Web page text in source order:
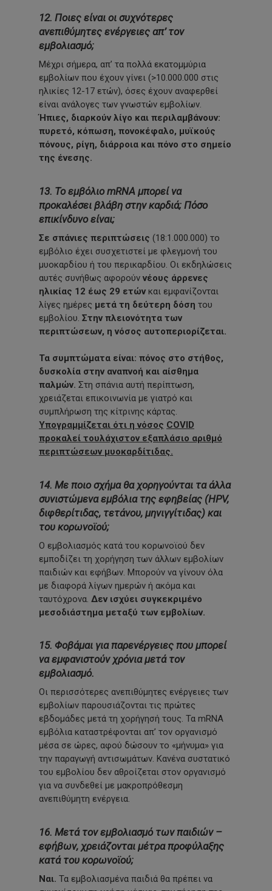
12. Ποιες είναι οι συχνότερες
ανεπιθύμητες ενέργειες απ’ τον
εμβολιασμό;
Μέχρι σήμερα, απ’ τα πολλά εκατομμύρια
εμβολίων που έχουν γίνει (>10.000.000 στις
ηλικίες 12-17 ετών), όσες έχουν αναφερθεί
είναι ανάλογες των γνωστών εμβολίων.
Ήπιες, διαρκούν λίγο και περιλαμβάνουν:
πυρετό, κόπωση, πονοκέφαλο, μυϊκούς
πόνους, ρίγη, διάρροια και πόνο στο σημείο
της ένεσης.
13. Το εμβόλιο mRNA μπορεί να
προκαλέσει βλάβη στην καρδιά; Πόσο
επικίνδυνο είναι;
Σε σπάνιες περιπτώσεις (18:1.000.000) το
εμβόλιο έχει συσχετιστεί με φλεγμονή του
μυοκαρδίου ή του περικαρδίου. Οι εκδηλώσεις
αυτές συνήθως αφορούν νέους άρρενες
ηλικίας 12 έως 29 ετών και εμφανίζονται
λίγες ημέρες μετά τη δεύτερη δόση του
εμβολίου. Στην πλειονότητα των
περιπτώσεων, η νόσος αυτοπεριορίζεται.
Τα συμπτώματα είναι: πόνος στο στήθος,
δυσκολία στην αναπνοή και αίσθημα
παλμών. Στη σπάνια αυτή περίπτωση,
χρειάζεται επικοινωνία με γιατρό και
συμπλήρωση της κίτρινης κάρτας.
Υπογραμμίζεται ότι η νόσος COVID
προκαλεί τουλάχιστον εξαπλάσιο αριθμό
περιπτώσεων μυοκαρδίτιδας.
14. Με ποιο σχήμα θα χορηγούνται τα άλλα
συνιστώμενα εμβόλια της εφηβείας (HPV,
διφθερίτιδας, τετάνου, μηνιγγίτιδας) και
του κορωνοϊού;
Ο εμβολιασμός κατά του κορωνοϊού δεν
εμποδίζει τη χορήγηση των άλλων εμβολίων
παιδιών και εφήβων. Μπορούν να γίνουν όλα
με διαφορά λίγων ημερών ή ακόμα και
ταυτόχρονα. Δεν ισχύει συγκεκριμένο
μεσοδιάστημα μεταξύ των εμβολίων.
15. Φοβάμαι για παρενέργειες που μπορεί
να εμφανιστούν χρόνια μετά τον
εμβολιασμό.
Οι περισσότερες ανεπιθύμητες ενέργειες των
εμβολίων παρουσιάζονται τις πρώτες
εβδομάδες μετά τη χορήγησή τους. Τα mRNA
εμβόλια καταστρέφονται απ’ τον οργανισμό
μέσα σε ώρες, αφού δώσουν το «μήνυμα» για
την παραγωγή αντισωμάτων. Κανένα συστατικό
του εμβολίου δεν αθροίζεται στον οργανισμό
για να συνδεθεί με μακροπρόθεσμη
ανεπιθύμητη ενέργεια.
16. Μετά τον εμβολιασμό των παιδιών –
εφήβων, χρειάζονται μέτρα προφύλαξης
κατά του κορωνοϊού;
Ναι. Τα εμβολιασμένα παιδιά θα πρέπει να